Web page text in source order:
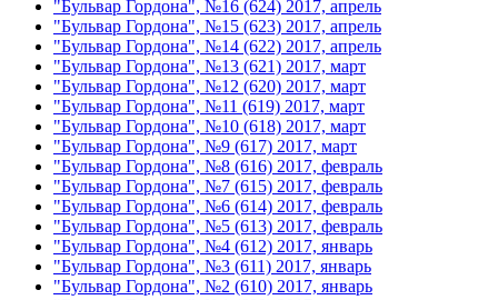
"Бульвар Гордона", №16 (624) 2017, апрель
"Бульвар Гордона", №15 (623) 2017, апрель
"Бульвар Гордона", №14 (622) 2017, апрель
"Бульвар Гордона", №13 (621) 2017, март
"Бульвар Гордона", №12 (620) 2017, март
"Бульвар Гордона", №11 (619) 2017, март
"Бульвар Гордона", №10 (618) 2017, март
"Бульвар Гордона", №9 (617) 2017, март
"Бульвар Гордона", №8 (616) 2017, февраль
"Бульвар Гордона", №7 (615) 2017, февраль
"Бульвар Гордона", №6 (614) 2017, февраль
"Бульвар Гордона", №5 (613) 2017, февраль
"Бульвар Гордона", №4 (612) 2017, январь
"Бульвар Гордона", №3 (611) 2017, январь
"Бульвар Гордона", №2 (610) 2017, январь